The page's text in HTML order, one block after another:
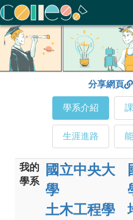
ColleGo! 大學選才與高中育才輔助系統
分享網頁
學系介紹
生涯進路
我的
學系
國立中央大
學
土木工程學